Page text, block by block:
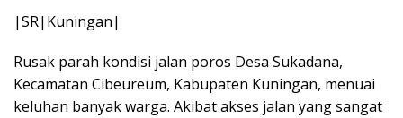
|SR|Kuningan|
Rusak parah kondisi jalan poros Desa Sukadana,
Kecamatan Cibeureum, Kabupaten Kuningan, menuai
keluhan banyak warga. Akibat akses jalan yang sangat